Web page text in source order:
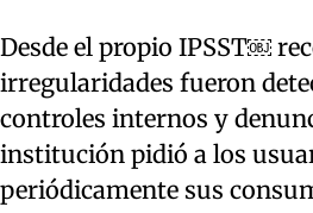
Desde el propio IPSST￼
irregularidades fueron
controles internos y
institución pidió a los
periódicamente sus